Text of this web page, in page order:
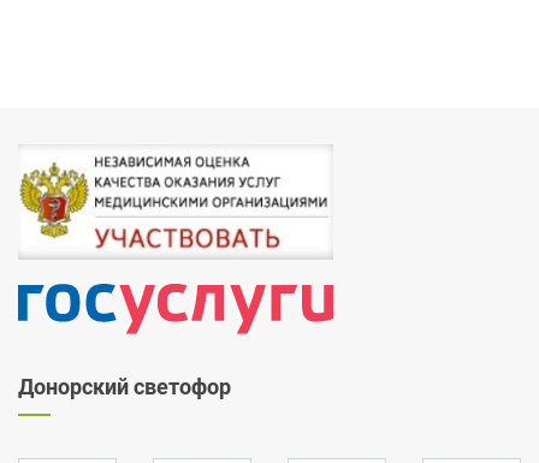
Донорский светофор